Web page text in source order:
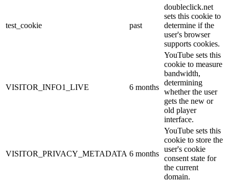
test_cookie past
doubleclick.net
sets this cookie to
determine if the
user's browser
supports cookies.
VISITOR_INFO1_LIVE 6 months
YouTube sets this
cookie to measure
bandwidth,
determining
whether the user
gets the new or
old player
interface.
VISITOR_PRIVACY_METADATA 6 months
YouTube sets this
cookie to store the
user's cookie
consent state for
the current
domain.